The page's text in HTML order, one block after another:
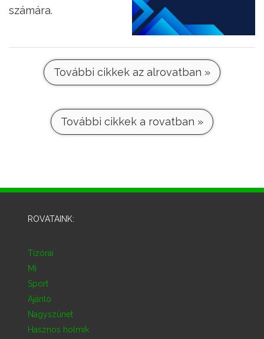
számára.
További cikkek az alrovatban »
További cikkek a rovatban »
ROVATAINK:
Tízórai
Mi
Sport
Ajánló
Nagyszünet
Hasznos holmik